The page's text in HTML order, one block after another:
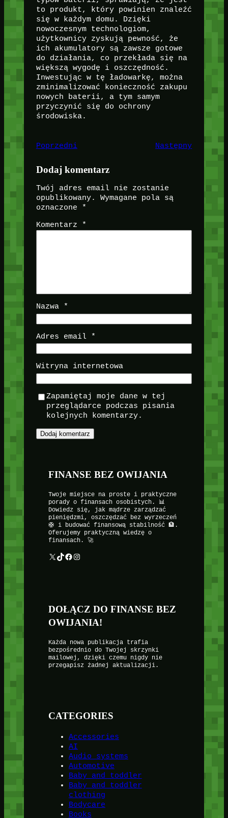
to produkt, który powinien znaleźć
się w każdym domu. Dzięki
nowoczesnym technologiom,
użytkownicy zyskują pewność, że
ich akumulatory są zawsze gotowe
do działania, co przekłada się na
większą wygodę i oszczędność.
Inwestując w tę ładowarkę, można
zminimalizować konieczność zakupu
nowych baterii, a tym samym
przyczynić się do ochrony
środowiska.
Poprzedni Następny
Dodaj komentarz
Twój adres email nie zostanie
opublikowany.
Wymagane pola są
oznaczone
*
Komentarz *
Nazwa *
Adres email *
Witryna internetowa
Zapamiętaj moje dane w tej
przeglądarce podczas pisania
kolejnych komentarzy.
FINANSE BEZ OWIJANIA
Twoje miejsce na proste i praktyczne
porady o finansach osobistych. 📊
Dowiedz się, jak mądrze zarządzać
pieniędzmi, oszczędzać bez wyrzeczeń
🛟 i budować finansową stabilność 🏦.
Oferujemy praktyczną wiedzę o
finansach. 🚀
X TikTok Facebook Instagram
DOŁĄCZ DO FINANSE BEZ
OWIJANIA!
Każda nowa publikacja trafia
bezpośrednio do Twojej skrzynki
mailowej, dzięki czemu nigdy nie
przegapisz żadnej aktualizacji.
CATEGORIES
Accessories
AI
Audio systems
Automotive
Baby and toddler
Baby and toddler
clothing
Bodycare
Books